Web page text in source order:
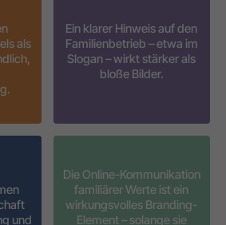
als
Ein klarer Hinweis auf den
Familienbetrieb – etwa im
Slogan – wirkt stärker als
bloße Bilder.
und
Die Online-Kommunikation
familiärer Werte ist ein
wirkungsvolles Branding-
Element – solange sie